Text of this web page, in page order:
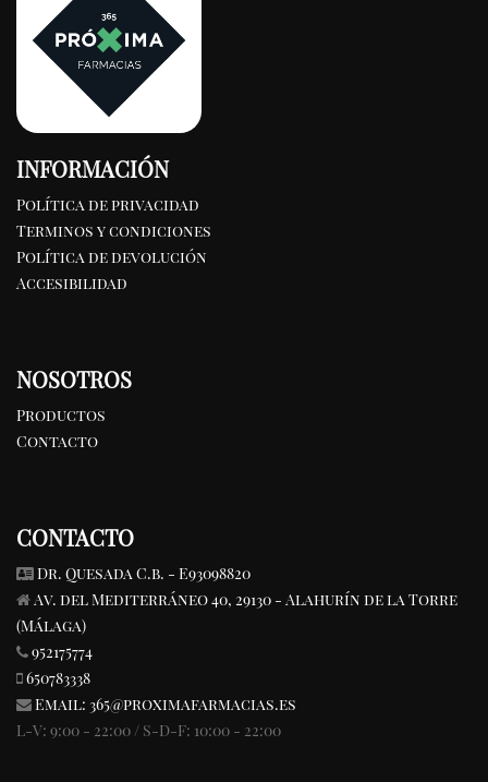
INFORMACIÓN
Política de privacidad
Terminos y condiciones
Política de devolución
Accesibilidad
NOSOTROS
Productos
Contacto
CONTACTO
Dr. Quesada C.b. - E93098820
Av. del Mediterráneo 40, 29130 - Alahurín de la Torre
(Málaga)
952175774
650783338
Email: 365@proximafarmacias.es
L-V: 9:00 - 22:00 / S-D-F: 10:00 - 22:00